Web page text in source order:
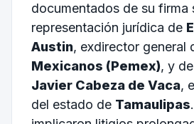
documentados de su firma
representación jurídica de
Austin, exdirector general
Mexicanos (Pemex), y de
Javier Cabeza de Vaca,
del estado de Tamaulipas